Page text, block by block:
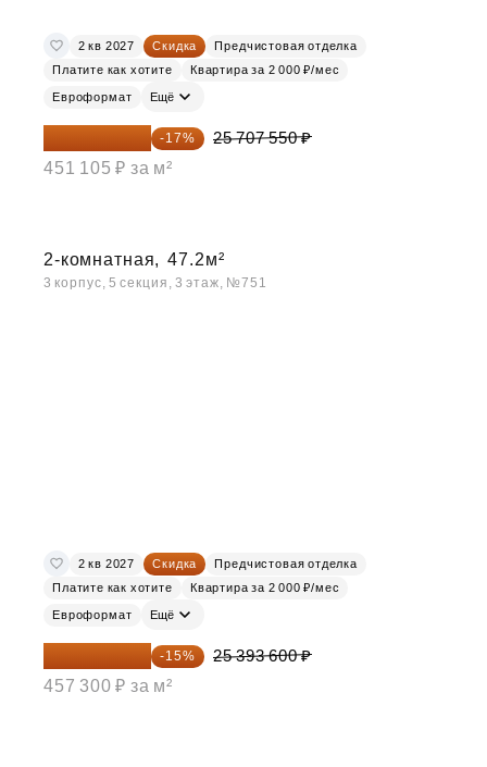
2 кв 2027 Скидка
Предчистовая отделка
Платите как хотите
Квартира за 2 000 ₽/мес
Евроформат Ещё
21 337 267 ₽ -17%
25 707 550 ₽
451 105 ₽ за м²
2-комнатная, 47.2м²
3 корпус, 5 секция, 3 этаж, №751
2 кв 2027 Скидка
Предчистовая отделка
Платите как хотите
Квартира за 2 000 ₽/мес
Евроформат Ещё
21 584 560 ₽ -15%
25 393 600 ₽
457 300 ₽ за м²